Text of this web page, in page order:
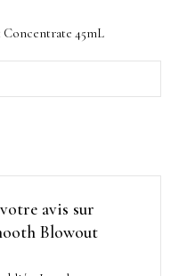
45mL
avis sur
Blowout